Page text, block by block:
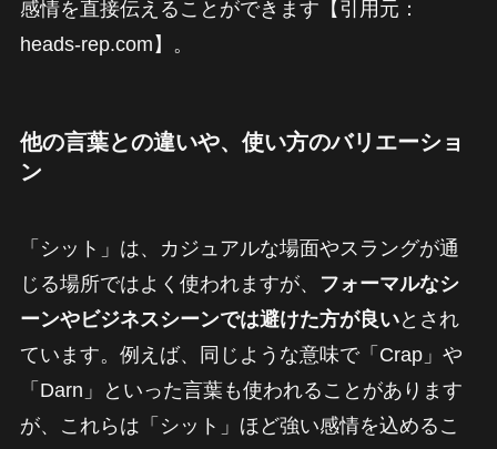
感情を直接伝えることができます【引用元：
heads-rep.com】。
他の言葉との違いや、使い方のバリエーショ
ン
「シット」は、カジュアルな場面やスラングが通
じる場所ではよく使われますが、
フォーマルなシ
ーンやビジネスシーンでは避けた方が良いとされ
ています。例えば、同じような意味で「Crap」や
「Darn」といった言葉も使われることがあります
が、これらは「シット」ほど強い感情を込めるこ